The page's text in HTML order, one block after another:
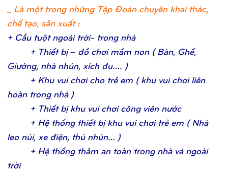
_ Là một trong những Tập Đoàn chuyên khai thác,
chế tạo, sản xuất :
+ Cầu tuột ngoài trời- trong nhà
+ Thiết bị– đồchơi mầm non ( Bàn, Ghế,
Giường, nhà nhún, xích đu…. )
+ Khu vui chơi cho trẻem ( khu vui chơi liên
hoàn trong nhà )
+ Thiết bịkhu vui chơi công viên nước
+ Hệthống thiết bịkhu vui chơi trẻem ( Nhà
leo núi, xe điện, thú nhún… )
+ Hệthống thảm an toàn trong nhà và ngoài
trời